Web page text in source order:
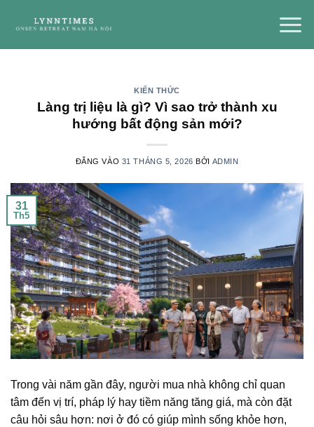
qua
KIẾN THỨC
Làng trị liệu là gì? Vì sao trở thành xu
hướng bất động sản mới?
ĐĂNG VÀO 31 THÁNG 5, 2026 BỞI ADMIN
31
Th5
Trong vài năm gần đây, người mua nhà không chỉ quan
tâm đến vị trí, pháp lý hay tiềm năng tăng giá, mà còn đặt
câu hỏi sâu hơn: nơi ở đó có giúp mình sống khỏe hơn,